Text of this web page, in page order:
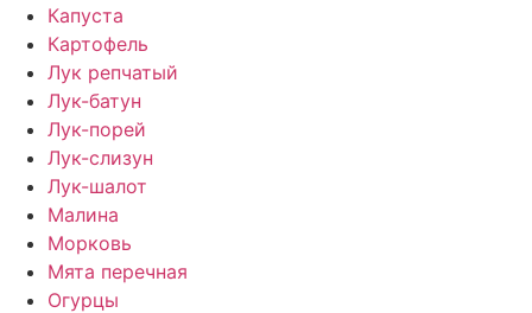
Капуста
Картофель
Лук репчатый
Лук-батун
Лук-порей
Лук-слизун
Лук-шалот
Малина
Морковь
Мята перечная
Огурцы